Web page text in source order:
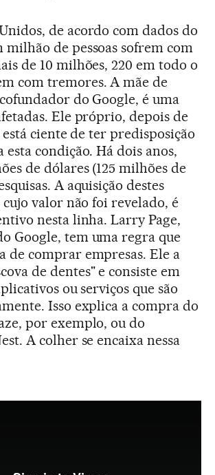
de acordo com dados do
milhão de pessoas sofrem com
de 10 milhões, 220 em todo o
com tremores. A mãe de
do Google, é uma
Ele próprio, depois de
ciente de ter predisposição
esta condição. Há dois anos,
de dólares (125 milhões de
A aquisição destes
valor não foi revelado, é
nesta linha. Larry Page,
Google, tem uma regra que
de comprar empresas. Ele a
de dentes" e consiste em
ou serviços que são
Isso explica a compra do
por exemplo, ou do
A colher se encaixa nessa